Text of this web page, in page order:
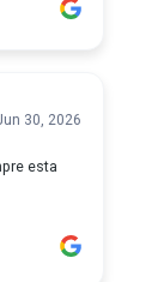
30, 2026
esta